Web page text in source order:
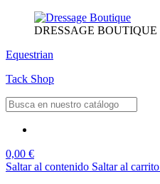
DRESSAGE BOUTIQUE
Equestrian
Tack Shop
0,00 €
Saltar al contenido Saltar al carrito